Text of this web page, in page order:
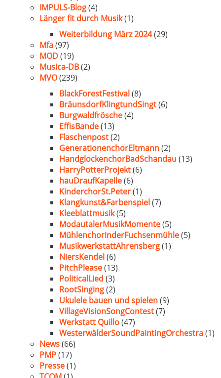
IMPULS-Blog(4)
Länger fit durch Musik(1)
Weiterbildung März 2024(29)
Mfa(97)
MOD(19)
Musica-DB(2)
MVO(239)
BlackForestFestival(8)
BräunsdorfKlingtundSingt(6)
Burgwaldfrösche(4)
EffisBande(13)
Flaschenpost(2)
GenerationenchorEltmann(2)
HandglockenchorBadSchandau(13)
HarryPotterProjekt(6)
hauDraufKapelle(6)
KinderchorSt.Peter(1)
Klangkunst&Farbenspiel(7)
Kleeblattmusik(5)
ModautalerMusikMomente(5)
MühlenchorinderFuchsenmühle(5)
MusikwerkstattAhrensberg(1)
NiersKendel(6)
PitchPlease(13)
PoliticalLied (3)
RootSinging(2)
Ukulele bauen und spielen(9)
VillageVisionSongContest(7)
Werkstatt Quillo(47)
WesterwälderSoundPaintingOrchestra(1)
News(66)
PMP(17)
Presse(1)